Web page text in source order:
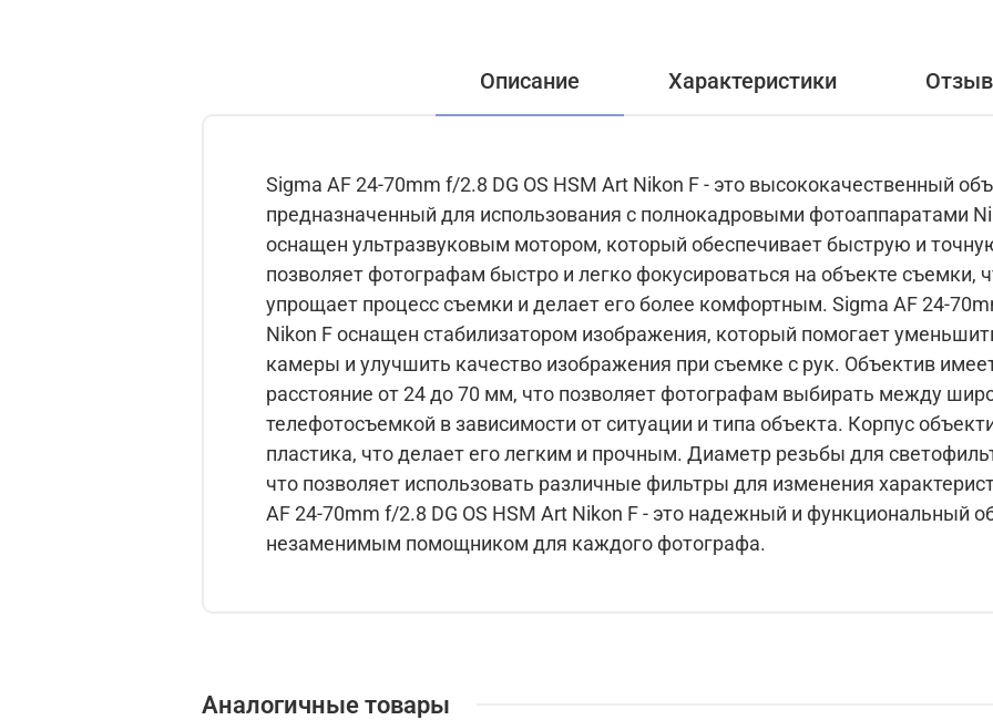
Описание Характеристики
Sigma AF 24-70mm f/2.8 DG OS HSM Art Nikon F - это высококачественный
предназначенный для использования с полнокадровыми фотоаппаратами Nikon F.
оснащен ультразвуковым мотором, который обеспечивает быструю и
позволяет фотографам быстро и легко фокусироваться на объекте съемки,
упрощает процесс съемки и делает его более комфортным. Sigma AF 24-70mm f/2.8 DG OS HSM Art
Nikon F оснащен стабилизатором изображения, который помогает
камеры и улучшить качество изображения при съемке с рук. Объектив имеет переменное фокусное
расстояние от 24 до 70 мм, что позволяет фотографам выбирать между
телефотосъемкой в зависимости от ситуации и типа объекта. Корпус объектива изготовлен из
пластика, что делает его легким и прочным. Диаметр резьбы для
что позволяет использовать различные фильтры для изменения характеристик
AF 24-70mm f/2.8 DG OS HSM Art Nikon F - это надежный и функциональный
незаменимым помощником для каждого фотографа.
Аналогичные товары